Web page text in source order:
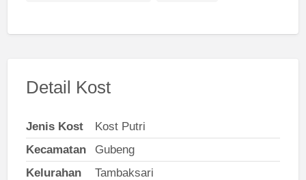
Detail Kost
Jenis Kost
Kost Putri
Kecamatan
Gubeng
Kelurahan
Tambaksari